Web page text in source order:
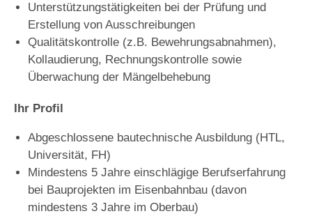
Unterstützungstätigkeiten bei der Prüfung und
Erstellung von Ausschreibungen
Qualitätskontrolle (z.B. Bewehrungsabnahmen),
Kollaudierung, Rechnungskontrolle sowie
Überwachung der Mängelbehebung
Ihr Profil
Abgeschlossene bautechnische Ausbildung (HTL,
Universität, FH)
Mindestens 5 Jahre einschlägige Berufserfahrung
bei Bauprojekten im Eisenbahnbau (davon
mindestens 3 Jahre im Oberbau)